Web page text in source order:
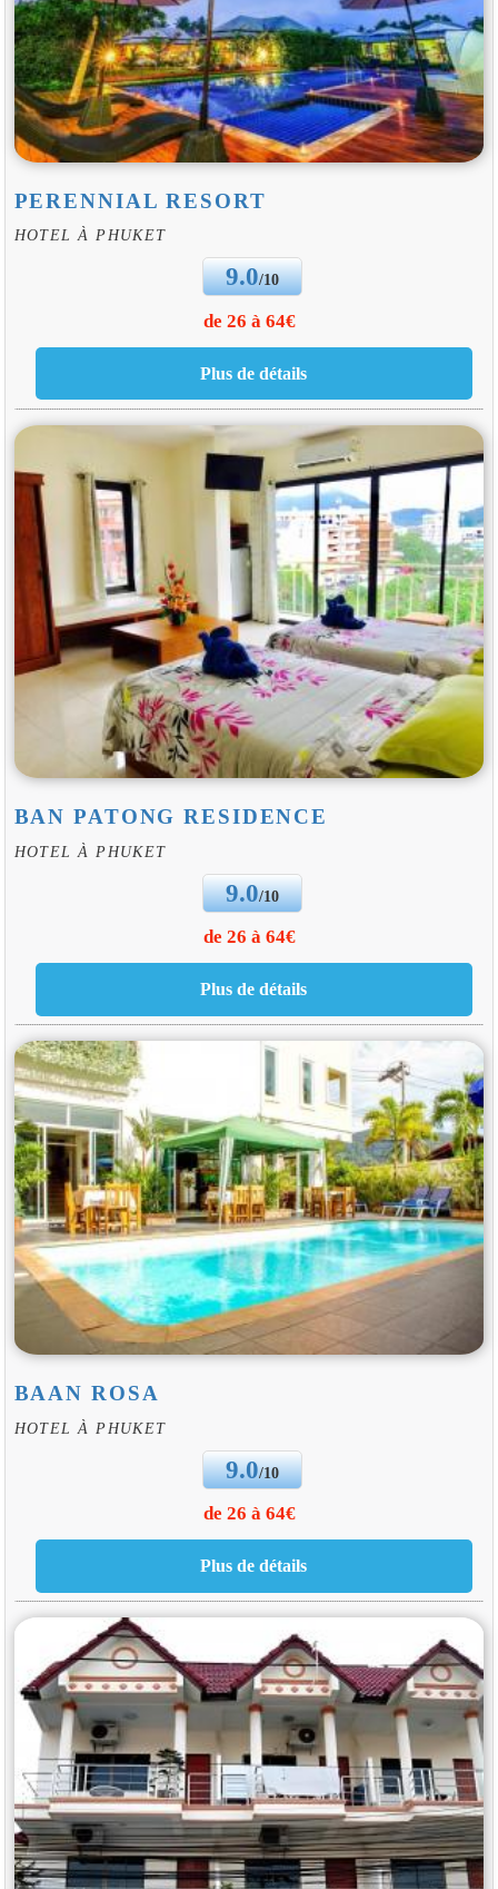
PERENNIAL RESORT
HOTEL À PHUKET
9.0/10
de 26 à 64€
BAN PATONG RESIDENCE
HOTEL À PHUKET
9.0/10
de 26 à 64€
BAAN ROSA
HOTEL À PHUKET
9.0/10
de 26 à 64€